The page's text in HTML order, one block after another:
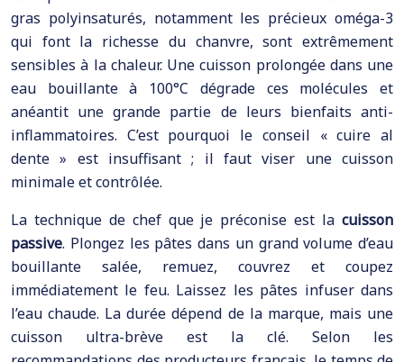
gras polyinsaturés, notamment les précieux oméga-3
qui font la richesse du chanvre, sont extrêmement
sensibles à la chaleur. Une cuisson prolongée dans une
eau bouillante à 100°C dégrade ces molécules et
anéantit une grande partie de leurs bienfaits anti-
inflammatoires. C’est pourquoi le conseil « cuire al
dente » est insuffisant ; il faut viser une cuisson
minimale et contrôlée.
La technique de chef que je préconise est la cuisson
passive. Plongez les pâtes dans un grand volume d’eau
bouillante salée, remuez, couvrez et coupez
immédiatement le feu. Laissez les pâtes infuser dans
l’eau chaude. La durée dépend de la marque, mais une
cuisson ultra-brève est la clé. Selon les